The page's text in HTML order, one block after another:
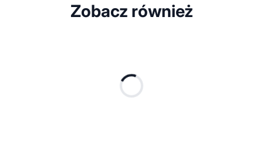
Zobacz również